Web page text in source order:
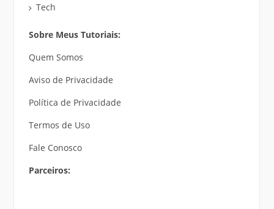
Tech
Sobre Meus Tutoriais:
Quem Somos
Aviso de Privacidade
Política de Privacidade
Termos de Uso
Fale Conosco
Parceiros: